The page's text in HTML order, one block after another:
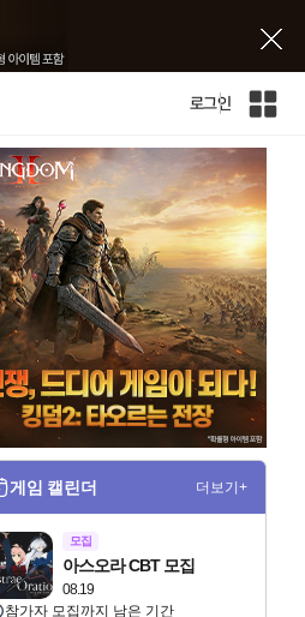
로그인
인
사
이
트
맵
게임 캘린더 더보기+
모집
08.19
아스오라 CBT 모집
참가자 모집까지 남은 기간